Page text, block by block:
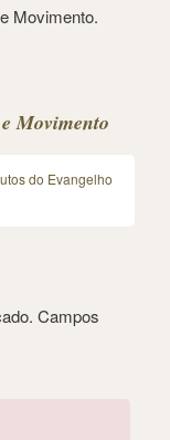
Movimento.
Movimento
do Evangelho
Campos